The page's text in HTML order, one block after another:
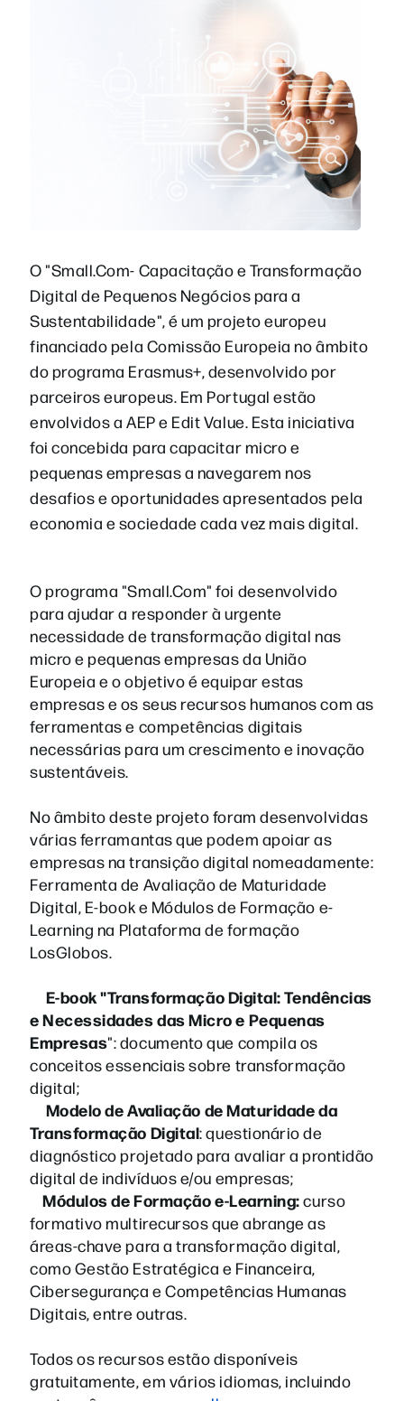
O "Small.Com- Capacitação e Transformação
Digital de Pequenos Negócios para a
Sustentabilidade", é um projeto europeu
financiado pela Comissão Europeia no âmbito
do programa Erasmus+, desenvolvido por
parceiros europeus. Em Portugal estão
envolvidos a AEP e Edit Value. Esta iniciativa
foi concebida para capacitar micro e
pequenas empresas a navegarem nos
desafios e oportunidades apresentados pela
economia e sociedade cada vez mais digital.
O programa "Small.Com" foi desenvolvido
para ajudar a responder à urgente
necessidade de transformação digital nas
micro e pequenas empresas da União
Europeia e o objetivo é equipar estas
empresas e os seus recursos humanos com as
ferramentas e competências digitais
necessárias para um crescimento e inovação
sustentáveis.
No âmbito deste projeto foram desenvolvidas
várias ferramantas que podem apoiar as
empresas na transição digital nomeadamente:
Ferramenta de Avaliação de Maturidade
Digital, E-book e Módulos de Formação e-
Learning na Plataforma de formação
LosGlobos.
E-book"Transformação Digital: Tendências
e Necessidades das Micro e Pequenas
Empresas": documento que compila os
conceitos essenciais sobre transformação
digital;
Modelo de Avaliação de Maturidade da
Transformação Digital: questionário de
diagnóstico projetado para avaliar a prontidão
digital de indivíduos e/ou empresas;
Módulos de Formação e-Learning:curso
formativo multirecursos que abrange as
áreas-chave para a transformação digital,
como Gestão Estratégica e Financeira,
Cibersegurança e Competências Humanas
Digitais, entre outras.
Todos os recursos estão disponíveis
gratuitamente, em vários idiomas, incluindo